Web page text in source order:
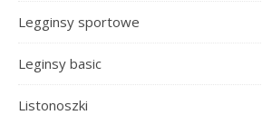
Legginsy sportowe
Leginsy basic
Listonoszki